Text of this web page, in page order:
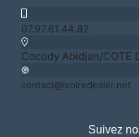
07.97.61.44.82
Cocody Abidjan/COTE
contact@ivoiredealer.net
Suivez